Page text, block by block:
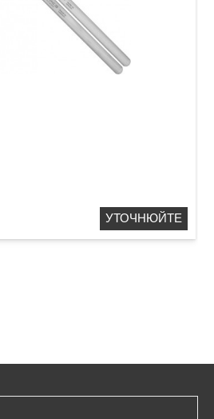
УТОЧНЮЙТЕ